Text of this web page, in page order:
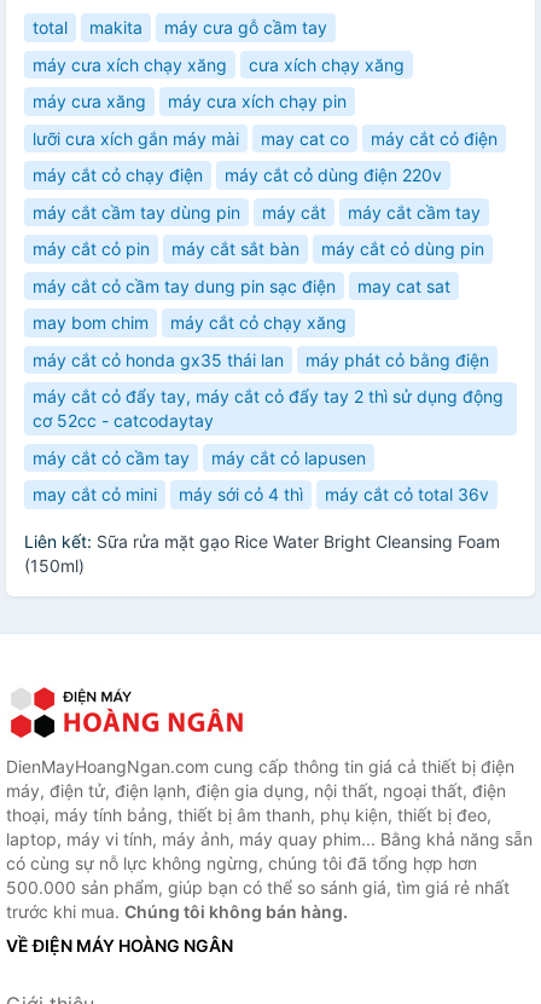
total makita
máy cưa gỗ cầm tay
máy cưa xích chạy xăng
cưa xích chạy xăng
máy cưa xăng
máy cưa xích chạy pin
lưỡi cưa xích gắn máy mài
may cat co
máy cắt cỏ điện
máy cắt cỏ chạy điện
máy cắt cỏ dùng điện 220v
máy cắt cầm tay dùng pin
máy cắt
máy cắt cầm tay
máy cắt cỏ pin
máy cắt sắt bàn
máy cắt cỏ dùng pin
máy cắt cỏ cầm tay dung pin sạc điện
may cat sat
may bom chim
máy cắt cỏ chạy xăng
máy cắt cỏ honda gx35 thái lan
máy phát cỏ bằng điện
máy cắt cỏ đẩy tay, máy cắt cỏ đẩy tay 2 thì sử dụng động
cơ 52cc - catcodaytay
máy cắt cỏ cầm tay
máy cắt cỏ lapusen
may cắt cỏ mini
máy sới cỏ 4 thì máy cắt cỏ total 36v
Liên kết: Sữa rửa mặt gạo Rice Water Bright Cleansing Foam
(150ml)
DienMayHoangNgan.com cung cấp thông tin giá cả thiết bị điện
máy, điện tử, điện lạnh, điện gia dụng, nội thất, ngoại thất, điện
thoại, máy tính bảng, thiết bị âm thanh, phụ kiện, thiết bị đeo,
laptop, máy vi tính, máy ảnh, máy quay phim... Bằng khả năng sẵn
có cùng sự nỗ lực không ngừng, chúng tôi đã tổng hợp hơn
500.000 sản phẩm, giúp bạn có thể so sánh giá, tìm giá rẻ nhất
trước khi mua. Chúng tôi không bán hàng.
VỀ ĐIỆN MÁY HOÀNG NGÂN